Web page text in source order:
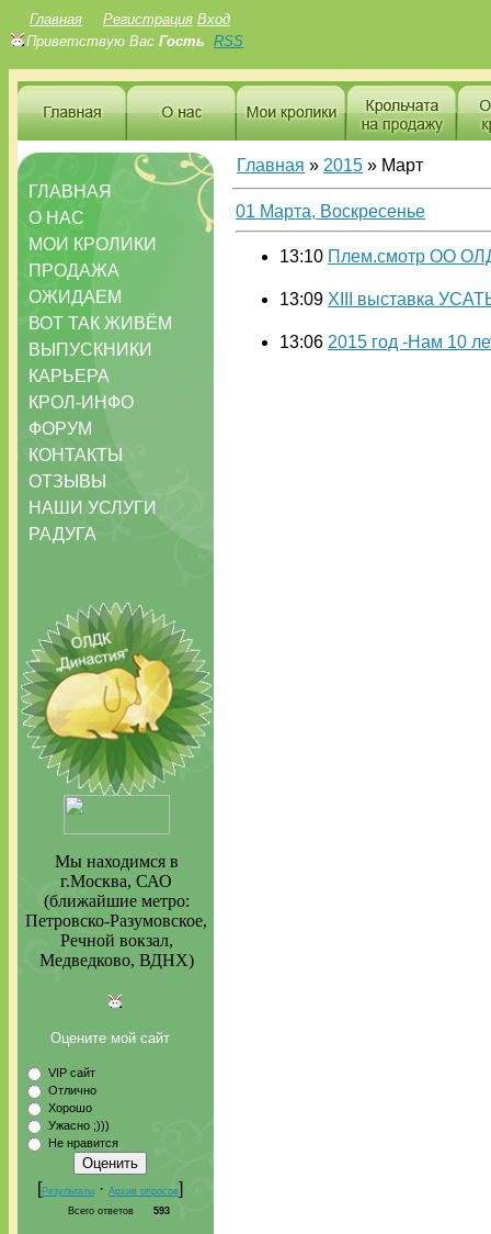
Главная Регистрация Вход
Приветствую Вас Гость RSS
ГЛАВНАЯ
О НАС
МОИ КРОЛИКИ
ПРОДАЖА
ОЖИДАЕМ
ВОТ ТАК ЖИВЁМ
ВЫПУСКНИКИ
КАРЬЕРА
КРОЛ-ИНФО
ФОРУМ
КОНТАКТЫ
ОТЗЫВЫ
НАШИ УСЛУГИ
РАДУГА
Мы находимся в
г.Москва, САО
(ближайшие метро:
Петровско-Разумовское,
Речной вокзал,
Медведково, ВДНХ)
Оцените мой сайт
VIP сайт
Отлично
Хорошо
Ужасно ;)))
Не нравится
[Результаты · Архив опросов]
Всего ответов 593
Главная » 2015 » Март
01 Марта, Воскресенье
13:10 Плем.смотр ОО
13:09 XIII выставка
13:06 2015 год -Нам 10